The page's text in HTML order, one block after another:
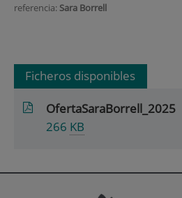
referencia: Sara Borrell
Ficheros disponibles
OfertaSaraBorrell_2025
266 KB